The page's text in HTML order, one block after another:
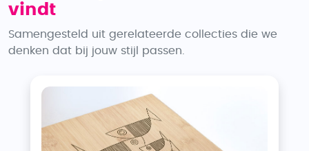
vindt
Samengesteld uit gerelateerde collecties die we
denken dat bij jouw stijl passen.